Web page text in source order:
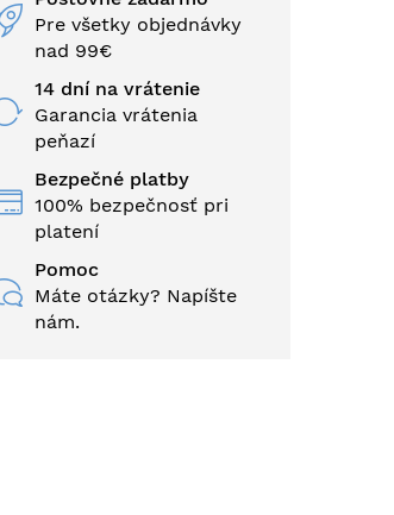
Pre všetky objednávky
nad 99€
14 dní na vrátenie
Garancia vrátenia
peňazí
Bezpečné platby
100% bezpečnosť pri
platení
Pomoc
Máte otázky? Napíšte
nám.